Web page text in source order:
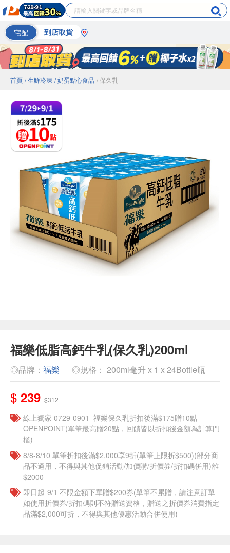
宅配 到店取貨
首頁 / 生鮮冷凍 / 奶蛋點心食品 / 保久乳
福樂低脂高鈣牛乳(保久乳)200ml
◎品牌： 福樂 ◎規格： 200ml毫升 x 1 x 24Bottle瓶
$ 239 $312
線上獨家 0729-0901_福樂保久乳折扣後滿$175贈10點
OPENPOINT(單筆最高贈20點，回饋皆以折扣後金額為計算門
檻)
8/8-8/10 單筆折扣後滿$2,000享9折(單筆上限折$500)(部分商
品不適用，不得與其他促銷活動/加價購/折價券/折扣碼併用)離
$2000
即日起-9/1 不限金額下單贈$200券(單筆不累贈，請注意訂單
如使用折價券/折扣碼則不符贈送資格，贈送之折價券消費指定
品滿$2,000可折，不得與其他優惠活動合併使用)